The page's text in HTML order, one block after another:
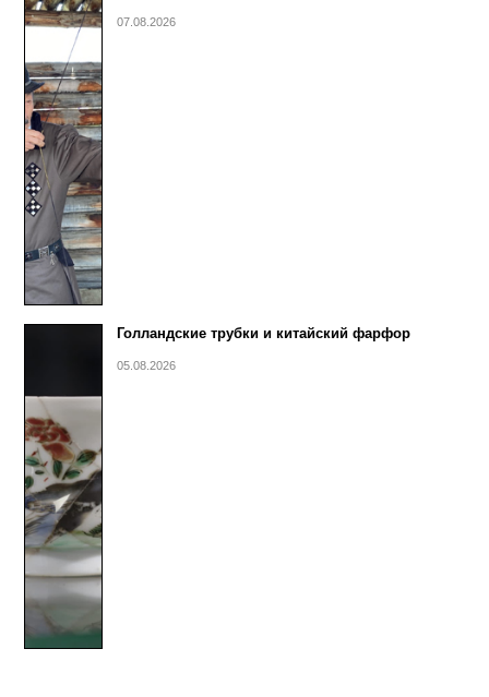
07.08.2026
Голландские трубки и китайский фарфор
05.08.2026